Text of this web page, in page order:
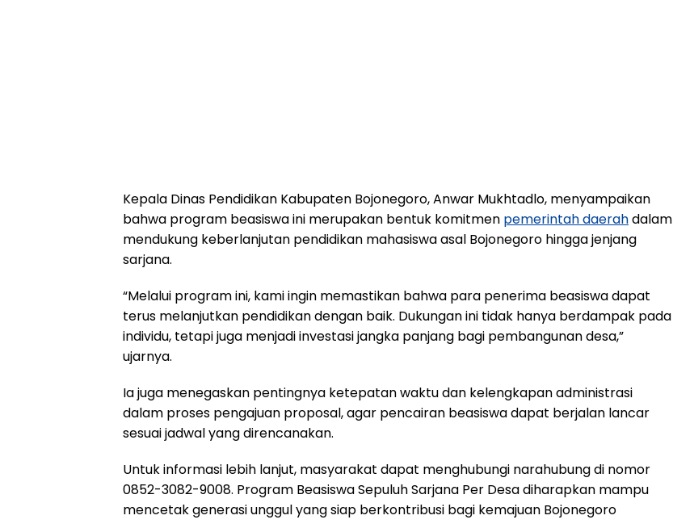
Kepala Dinas Pendidikan Kabupaten Bojonegoro, Anwar Mukhtadlo, menyampaikan
bahwa program beasiswa ini merupakan bentuk komitmen pemerintah daerahdalam
mendukung keberlanjutan pendidikan mahasiswa asal Bojonegoro hingga jenjang
sarjana.
“Melalui program ini, kami ingin memastikan bahwa para penerima beasiswa dapat
terus melanjutkan pendidikan dengan baik. Dukungan ini tidak hanya berdampak pada
individu, tetapi juga menjadi investasi jangka panjang bagi pembangunan desa,”
ujarnya.
Ia juga menegaskan pentingnya ketepatan waktu dan kelengkapan administrasi
dalam proses pengajuan proposal, agar pencairan beasiswa dapat berjalan lancar
sesuai jadwal yang direncanakan.
Untuk informasi lebih lanjut, masyarakat dapat menghubungi narahubung di nomor
0852-3082-9008. Program Beasiswa Sepuluh Sarjana Per Desa diharapkan mampu
mencetak generasi unggul yang siap berkontribusi bagi kemajuan Bojonegoro